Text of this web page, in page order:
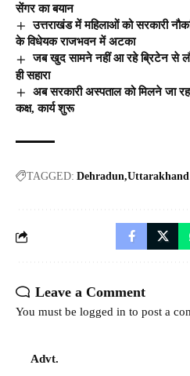
सेंगर का बयान
उत्तराखंड में महिलाओं को सरकारी
के विधेयक राजभवन में अटका
जब खुद सामने नहीं आ रहे ब्रिटेन से
ही सहारा
अब सरकारी अस्पताल को मिलने जा
कक्ष, कार्य शुरू
TAGGED: Dehradun Uttarakhand
Leave a Comment
You must be logged in to post a
Advt.